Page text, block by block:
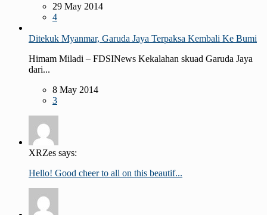
29 May 2014
4
Ditekuk Myanmar, Garuda Jaya Terpaksa Kembali Ke Bumi
Himam Miladi – FDSINews Kekalahan skuad Garuda Jaya
dari...
8 May 2014
3
XRZes says:
Hello! Good cheer to all on this beautif...